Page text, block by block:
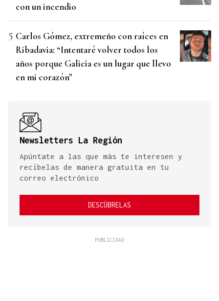
con un incendio
Carlos Gómez, extremeño con raíces en
Ribadavia: “Intentaré volver todos los
años porque Galicia es un lugar que llevo
en mi corazón”
Newsletters La Región
Apúntate a las que más te interesen y
recíbelas de manera gratuita en tu
correo electrónico
DESCÚBRELAS